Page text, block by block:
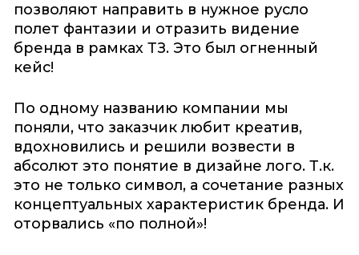
позволяют направить в нужное русло
полет фантазии и отразить видение
бренда в рамках ТЗ. Это был огненный
кейс!
По одному названию компании мы
поняли, что заказчик любит креатив,
вдохновились и решили возвести в
абсолют это понятие в дизайне лого. Т.к.
это не только символ, а сочетание разных
концептуальных характеристик бренда. И
оторвались «по полной»!